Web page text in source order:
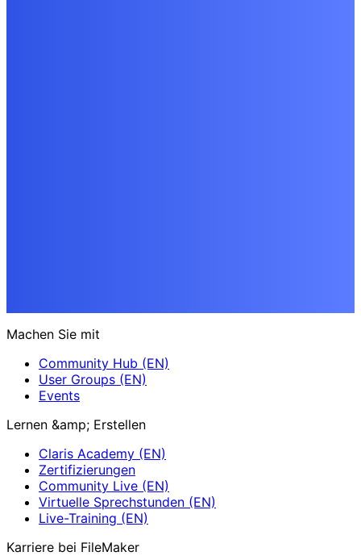
Machen Sie mit
Community Hub (EN)
User Groups (EN)
Events
Lernen &amp; Erstellen
Claris Academy (EN)
Zertifizierungen
Community Live (EN)
Virtuelle Sprechstunden (EN)
Live-Training (EN)
Karriere bei FileMaker